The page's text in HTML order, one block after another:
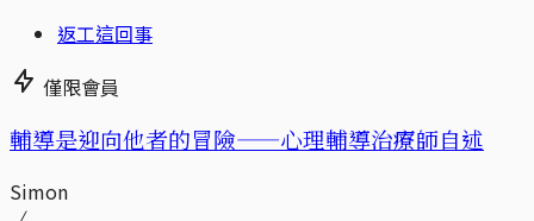
返工這回事
僅限會員
輔導是迎向他者的冒險——心理輔導治療師自述
Simon